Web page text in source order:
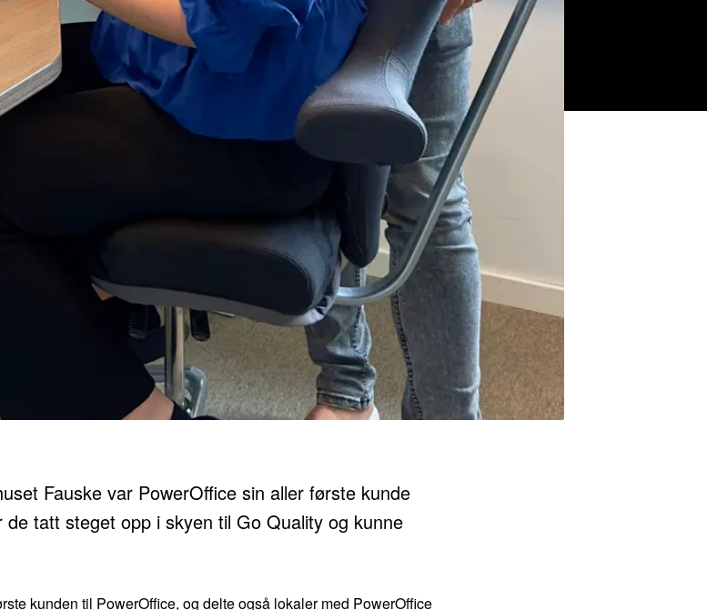
Fauske var PowerOffice sin aller første kunde
tatt steget opp i skyen til Go Quality og kunne
kunden til PowerOffice, og delte også lokaler med PowerOffice